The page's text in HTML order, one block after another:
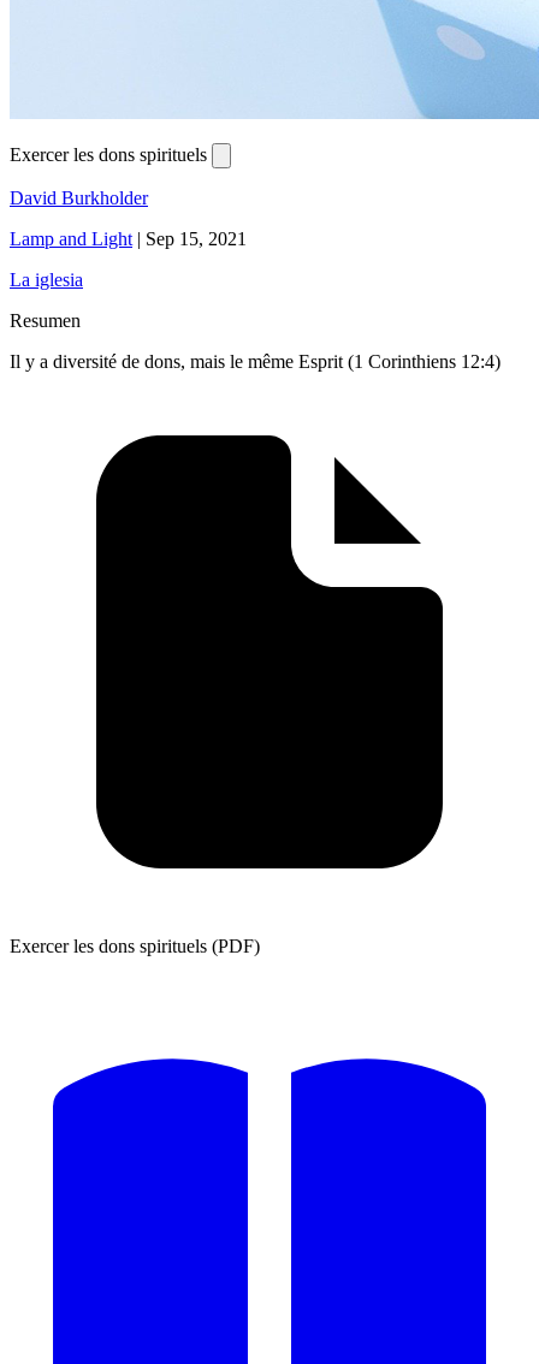
Exercer les dons spirituels
David Burkholder
Lamp and Light | Sep 15, 2021
La iglesia
Resumen
Il y a diversité de dons, mais le même Esprit (1 Corinthiens 12:4)
Exercer les dons spirituels (PDF)